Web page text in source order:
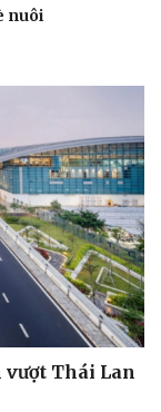
nuôi
vượt Thái Lan